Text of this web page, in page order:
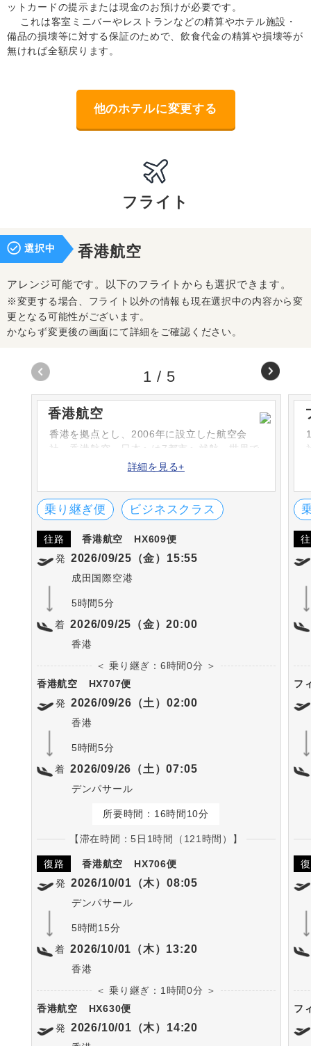
ットカードの提示または現金のお預けが必要です。
これは客室ミニバーやレストランなどの精算やホテル施設・
備品の損壊等に対する保証のためで、飲食代金の精算や損壊等が
無ければ全額戻ります。
他のホテルに変更する
フライト
選択中 香港航空
アレンジ可能です。以下のフライトからも選択できます。
※変更する場合、フライト以外の情報も現在選択中の内容から変
更となる可能性がございます。
かならず変更後の画面にて詳細をご確認ください。
香港航空
香港を拠点とし、2006年に設立した航空会
社・香港航空。日本へは7都市へ就航、世界で
40都市以上へ運航しています。航空会社のロ
クをイメージしています。
詳細を見る+
乗り継ぎ便 ビジネスクラス
往路 香港航空
HX609便
発 2026/09/25（金）15:55
成田国際空港
5時間5分
着 2026/09/25（金）20:00
香港
＜ 乗り継ぎ：6時間0分 ＞
香港航空
HX707便
発 2026/09/26（土）02:00
香港
5時間5分
着 2026/09/26（土）07:05
デンパサール
所要時間：16時間10分
【滞在時間：5日1時間（121時間）】
復路 香港航空
HX706便
発 2026/10/01（木）08:05
デンパサール
5時間15分
着 2026/10/01（木）13:20
香港
＜ 乗り継ぎ：1時間0分 ＞
香港航空
HX630便
発 2026/10/01（木）14:20
フ
フ
1 / 5